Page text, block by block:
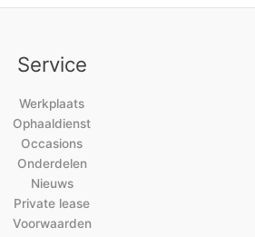
Service
Werkplaats
Ophaaldienst
Occasions
Onderdelen
Nieuws
Private lease
Voorwaarden